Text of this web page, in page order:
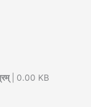
| 0.00 KB